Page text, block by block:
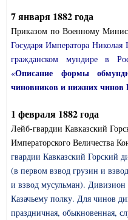
7 января 1882 года
Приказом по Военному
Государя Императора
гражданском мундире в
«Описание формы
чиновников и нижних чинов
1 февраля 1882 года
Лейб-гвардии Кавказский
Императорского Величества
гвардии Кавказский Горский
(в первом взвод грузин и
и взвод мусульман).
Казачьему полку. Для чинов
праздничная, обыкновенная,